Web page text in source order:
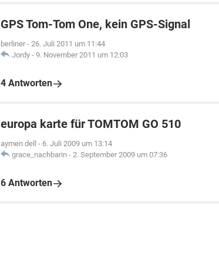
GPS Tom-Tom One, kein GPS-Signal
berliner - 26. Juli 2011 um 11:44
Jordy - 9. November 2011 um 12:03
4 Antworten
europa karte für TOMTOM GO 510
aymen dell - 6. Juli 2009 um 13:14
grace_nachbarin - 2. September 2009 um 07:36
6 Antworten